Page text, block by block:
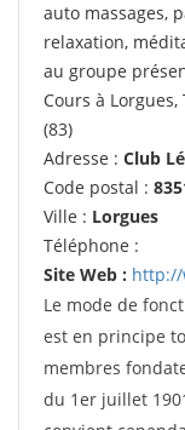
auto massages,
relaxation,
au groupe
Cours à
(83)
Adresse : Club
Code postal :
Ville : Lorgues
Téléphone :
Site Web : http://
Le mode de
est en principe
membres
du 1er juillet